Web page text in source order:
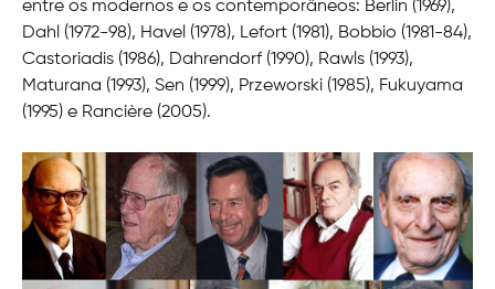
entre os modernos e os contemporâneos: Berlin (1969),
Dahl (1972-98), Havel (1978), Lefort (1981), Bobbio (1981-84),
Castoriadis (1986), Dahrendorf (1990), Rawls (1993),
Maturana (1993), Sen (1999), Przeworski (1985), Fukuyama
(1995) e Rancière (2005).